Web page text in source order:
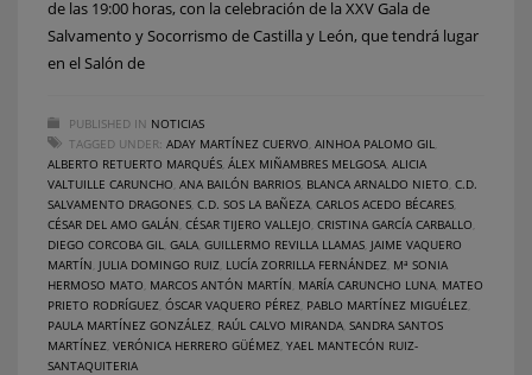
de las 19:00 horas, con la celebración de la XXV Gala de
Salvamento y Socorrismo de Castilla y León, que tendrá lugar
en el Salón de
PUBLISHED IN NOTICIAS
TAGGED UNDER: ADAY MARTÍNEZ CUERVO AINHOA PALOMO GIL
ALBERTO RETUERTO MARQUÉS ÁLEX MIÑAMBRES MELGOSA ALICIA
VALTUILLE CARUNCHO ANA BAILÓN BARRIOS BLANCA ARNALDO NIETO C.D.
SALVAMENTO DRAGONES C.D. SOS LA BAÑEZA CARLOS ACEDO BÉCARES
CÉSAR DEL AMO GALÁN CÉSAR TIJERO VALLEJO CRISTINA GARCÍA CARBALLO
DIEGO CORCOBA GIL GALA GUILLERMO REVILLA LLAMAS JAIME VAQUERO
MARTÍN JULIA DOMINGO RUIZ LUCÍA ZORRILLA FERNÁNDEZ Mª SONIA
HERMOSO MATO MARCOS ANTÓN MARTÍN MARÍA CARUNCHO LUNA MATEO
PRIETO RODRÍGUEZ ÓSCAR VAQUERO PÉREZ PABLO MARTÍNEZ MIGUÉLEZ
PAULA MARTÍNEZ GONZÁLEZ RAÚL CALVO MIRANDA SANDRA SANTOS
MARTÍNEZ VERÓNICA HERRERO GÜÉMEZ YAEL MANTECÓN RUIZ-
SANTAQUITERIA